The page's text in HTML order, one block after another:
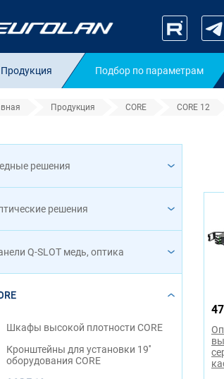
Продукция Подбор по параметрам
Продукция CORE CORE 12
решения
решения
Q-SLOT медь, оптика
Шкафы высокой плотности CORE
Кронштейны для установки 19''
оборудования CORE